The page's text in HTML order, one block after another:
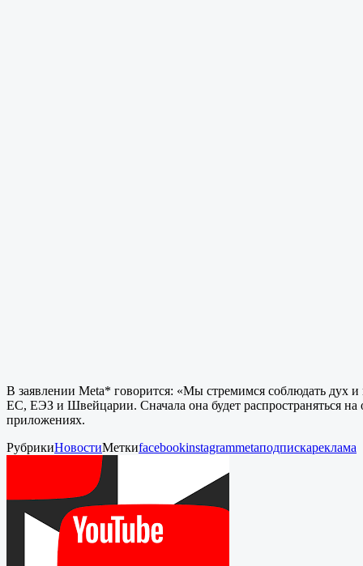
В заявлении Meta* говорится: «Мы стремимся соблюдать дух
ЕС, ЕЭЗ и Швейцарии. Сначала она будет распространяться на
приложениях.
РубрикиНовостиМеткиfacebookinstagrammetaподпискареклама